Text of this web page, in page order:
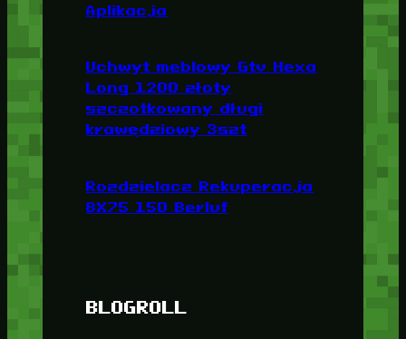
Aplikacja
Uchwyt meblowy Gtv Hexa
Long 1200 złoty
szczotkowany długi
krawędziowy 3szt
Rozdzielacz Rekuperacja
8X75 150 Berluf
BLOGROLL